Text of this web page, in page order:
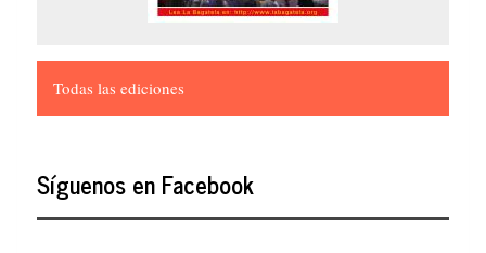
Todas las ediciones
Síguenos en Facebook